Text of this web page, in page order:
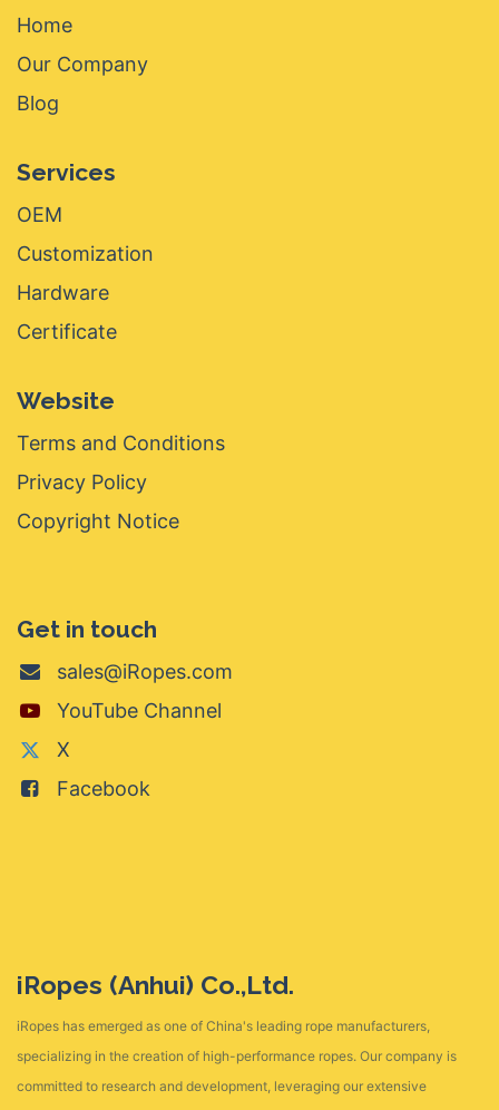
Home
Our Company
Blog
Services
OEM
Customization
Hardware
Certificate
Website
Terms and Conditions
Privacy Policy
Copyright Notice
Get in touch
sales@iRopes.com
YouTube Channel
X
Facebook
iRopes (Anhui) Co.,Ltd.
iRopes has emerged as one of China's leading rope manufacturers,
specializing in the creation of high-performance ropes. Our company is
committed to research and development, leveraging our extensive